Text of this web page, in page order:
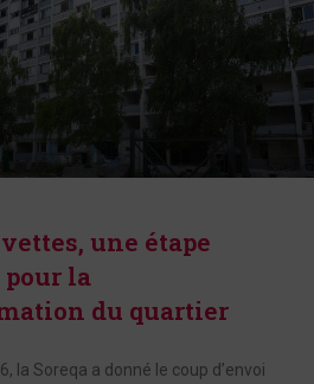
une étape
la
du quartier
la Soreqa a donné le coup d’envoi